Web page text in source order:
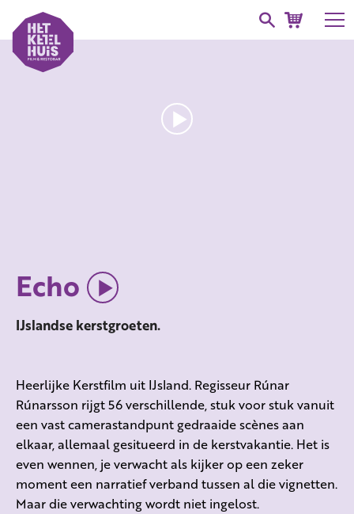
Echo
IJslandse kerstgroeten.
Heerlijke Kerstfilm uit IJsland. Regisseur Rúnar
Rúnarsson rijgt 56 verschillende, stuk voor stuk vanuit
een vast camerastandpunt gedraaide scènes aan
elkaar, allemaal gesitueerd in de kerstvakantie. Het is
even wennen, je verwacht als kijker op een zeker
moment een narratief verband tussen al die vignetten.
Maar die verwachting wordt niet ingelost.